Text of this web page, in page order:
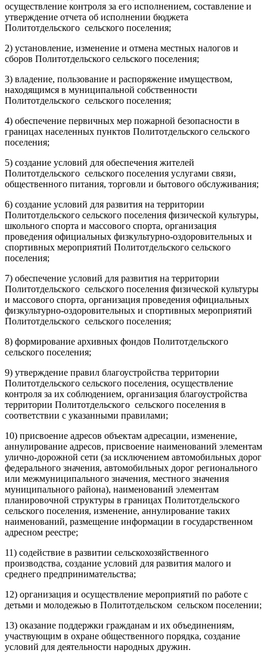
осуществление контроля за его исполнением, составление и
утверждение отчета об исполнении бюджета
Политотдельского сельского поселения;
2) установление, изменение и отмена местных налогов и
сборов Политотдельского сельского поселения;
3) владение, пользование и распоряжение имуществом,
находящимся в муниципальной собственности
Политотдельского сельского поселения;
4) обеспечение первичных мер пожарной безопасности в
границах населенных пунктов Политотдельского сельского
поселения;
5) создание условий для обеспечения жителей
Политотдельского сельского поселения услугами связи,
общественного питания, торговли и бытового обслуживания;
6) создание условий для развития на территории
Политотдельского сельского поселения физической культуры,
школьного спорта и массового спорта, организация
проведения официальных физкультурно-оздоровительных и
спортивных мероприятий Политотдельского сельского
поселения;
7) обеспечение условий для развития на территории
Политотдельского сельского поселения физической культуры
и массового спорта, организация проведения официальных
физкультурно-оздоровительных и спортивных мероприятий
Политотдельского сельского поселения;
8) формирование архивных фондов Политотдельского
сельского поселения;
9) утверждение правил благоустройства территории
Политотдельского сельского поселения, осуществление
контроля за их соблюдением, организация благоустройства
территории Политотдельского сельского поселения в
соответствии с указанными правилами;
10) присвоение адресов объектам адресации, изменение,
аннулирование адресов, присвоение наименований элементам
улично-дорожной сети (за исключением автомобильных дорог
федерального значения, автомобильных дорог регионального
или межмуниципального значения, местного значения
муниципального района), наименований элементам
планировочной структуры в границах Политотдельского
сельского поселения, изменение, аннулирование таких
наименований, размещение информации в государственном
адресном реестре;
11) содействие в развитии сельскохозяйственного
производства, создание условий для развития малого и
среднего предпринимательства;
12) организация и осуществление мероприятий по работе с
детьми и молодежью в Политотдельском сельском поселении;
13) оказание поддержки гражданам и их объединениям,
участвующим в охране общественного порядка, создание
условий для деятельности народных дружин.